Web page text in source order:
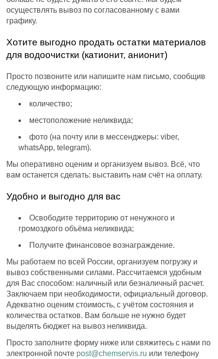
осуществлять вывоз по согласованному с вами
графику.
Хотите выгодно продать остатки материалов
для водоочистки (катионит, анионит)
Просто позвоните или напишите нам письмо, сообщив
следующую информацию:
количество;
местоположение неликвида;
фото (на почту или в мессенджеры: viber,
whatsApp, telegram).
Мы оперативно оценим и организуем вывоз. Всё, что
вам останется сделать: выставить нам счёт на оплату.
Удобно и выгодно для вас
Освободите территорию от ненужного и
громоздкого объёма неликвида;
Получите финансовое вознаграждение.
Мы работаем по всей России, организуем погрузку и
вывоз собственными силами. Рассчитаемся удобным
для Вас способом: наличный или безналичный расчет.
Заключаем при необходимости, официальный договор.
Адекватно оценим стоимость, с учётом состояния и
количества остатков. Вам больше не нужно будет
выделять бюджет на вывоз неликвида.
Просто заполните форму ниже или свяжитесь с нами по
электронной почте post@chemservis.ru или телефону